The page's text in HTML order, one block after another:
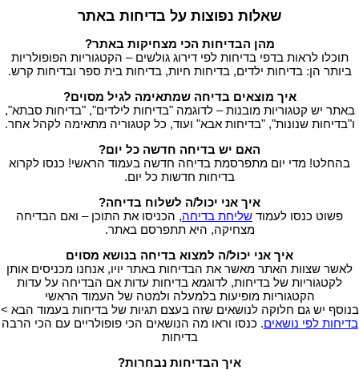
שאלות נפוצות על בדיחות באתר
מהן הבדיחות הכי מצחיקות באתר?
תוכלו לראות בדפי בדיחות לפי דירוג גולשים – הקטגוריות הפופולריות
ביותר הן: בדיחות ילדים, בדיחות חיות, בדיחות בית ספר ובדיחות קרש.
איך מוצאים בדיחה שמתאימה לגיל מסוים?
באתר יש קטגוריות מובנות – לדוגמה "בדיחות לילדים", "בדיחות סבתא",
ו"בדיחות שנונות", "בדיחות אבא" ועוד, כל קטגוריה מתאימה לקהל אחר.
האם יש בדיחה חדשה כל יום?
בהחלט! מדי יום מתפרסמת בדיחה חדשה בעמוד הראשי! כנסו לקרוא
בדיחות חדשות כל יום.
איך אני יכול/ה לשלוח בדיחה?
פשוט כנסו לעמוד שליחת בדיחה, הכניסו את התוכן – ואם הבדיחה
מצחיקה, היא תתפרסם באתר.
איך אני יכול/ה למצוא בדיחה בנושא מסוים
לאשר שצוות האתר מאשר את הבדיחות באתר יויו, אנחנו מכניסים אותן
לקטגוריות של בדיחות, לדוגמא בדיחות עדות אם הבדיחה על עדות
הקטגוריות מופיעות בלמעלה ולמטה של העמוד הראשי
בנוסף יש גם חלוקה לנושאים שזה בעצם תגיות של בדיחות בעמוד הבא >
בדיחות לפי נושאים. כנסו וראו מה הנושאים הכי פופולריים עם הכי הרבה
בדיחות
איך הבדיחות נבחרות?